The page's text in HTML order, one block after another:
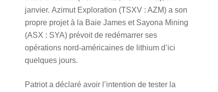
janvier. Azimut Exploration (TSXV : AZM) a son
propre projet à la Baie James et Sayona Mining
(ASX : SYA) prévoit de redémarrer ses
opérations nord-américaines de lithium d’ici
quelques jours.
Patriot a déclaré avoir l’intention de tester la